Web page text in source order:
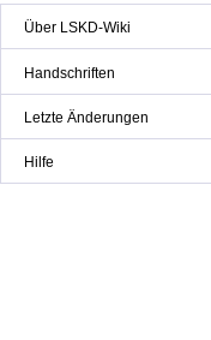
Über LSKD-Wiki
Handschriften
Letzte Änderungen
Hilfe